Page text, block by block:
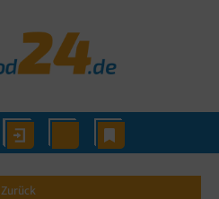
Zurück